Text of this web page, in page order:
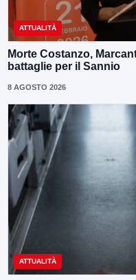
ATTUALITÀ
Morte Costanzo,
battaglie per il Sannio
8 AGOSTO 2026
ATTUALITÀ